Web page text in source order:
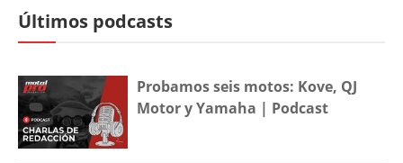
Últimos podcasts
Probamos seis motos: Kove, QJ
Motor y Yamaha | Podcast